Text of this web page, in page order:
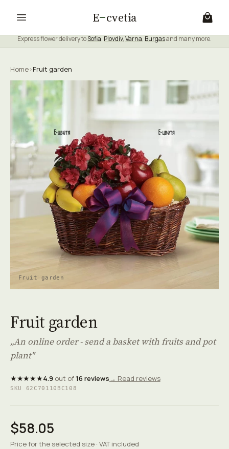
E cvetia
Express flower delivery toSofia, Plovdiv,Varna, Burgasand many more.
Home›Fruit garden
Fruit garden
Fruit garden
„An online order - send a basket with fruits and pot
plant"
★★★★★4.9out of16 reviews→ Read reviews
SKU 62C70110BC108
$58.05
Price for the selected size · VAT included